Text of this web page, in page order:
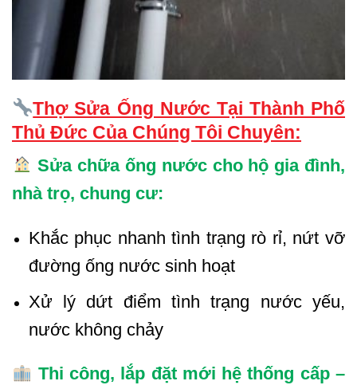
Thợ Sửa Ống Nước Tại Thành Phố
Thủ Đức Của Chúng Tôi Chuyên:
Sửa chữa ống nước cho hộ gia đình,
nhà trọ, chung cư:
Khắc phục nhanh tình trạng rò rỉ, nứt vỡ
đường ống nước sinh hoạt
Xử lý dứt điểm tình trạng nước yếu,
nước không chảy
Thi công, lắp đặt mới hệ thống cấp –